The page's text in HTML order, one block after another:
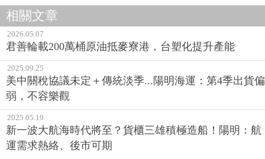
相關文章
2026.05.07
君善輪載200萬桶原油抵麥寮港，台塑化提升產能
2025.09.25
美中關稅協議未定＋傳統淡季...陽明海運：第4季出貨偏
弱，不容樂觀
2025.05.19
新一波大航海時代將至？貨櫃三雄積極造船！陽明：航
運需求熱絡、後市可期